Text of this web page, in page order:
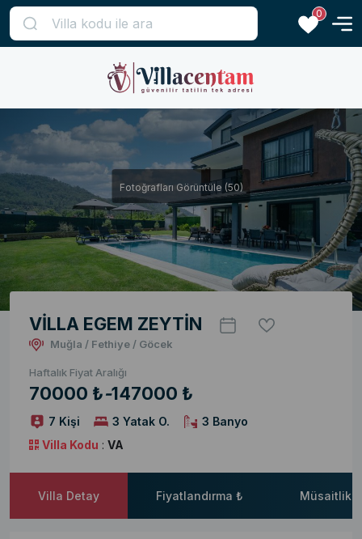
0
Fotoğrafları Görüntüle (50)
VİLLA EGEM ZEYTİN
Muğla / Fethiye / Göcek
Haftalık Fiyat Aralığı
70000 ₺-147000 ₺
7 Kişi 3 Yatak O.
3 Banyo
Villa Kodu : VA
Villa Detay Fiyatlandırma ₺ Müsaitlik